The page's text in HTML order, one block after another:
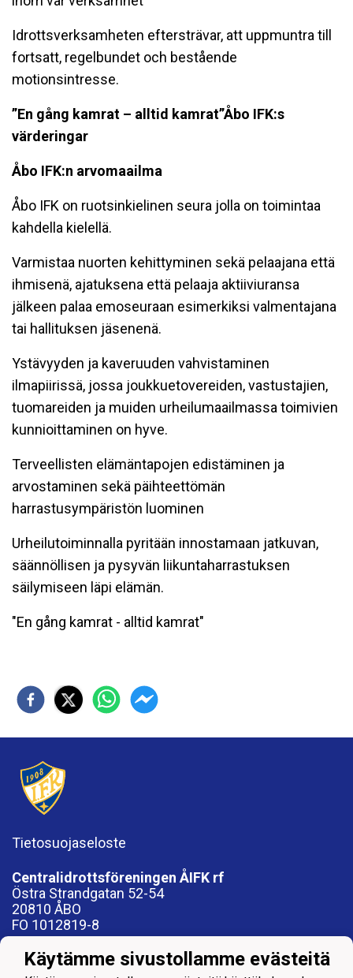
Idrottsverksamheten eftersträvar, att uppmuntra till
fortsatt, regelbundet och bestående
motionsintresse.
”En gång kamrat – alltid kamrat”Åbo IFK:s
värderingar
Åbo IFK:n arvomaailma
Åbo IFK on ruotsinkielinen seura jolla on toimintaa
kahdella kielellä.
Varmistaa nuorten kehittyminen sekä pelaajana että
ihmisenä, ajatuksena että pelaaja aktiiviuransa
jälkeen palaa emoseuraan esimerkiksi valmentajana
tai hallituksen jäsenenä.
Ystävyyden ja kaveruuden vahvistaminen
ilmapiirissä, jossa joukkuetovereiden, vastustajien,
tuomareiden ja muiden urheilumaailmassa toimivien
kunnioittaminen on hyve.
Terveellisten elämäntapojen edistäminen ja
arvostaminen sekä päihteettömän
harrastusympäristön luominen
Urheilutoiminnalla pyritään innostamaan jatkuvan,
säännöllisen ja pysyvän liikuntaharrastuksen
säilymiseen läpi elämän.
"En gång kamrat - alltid kamrat"
Tietosuojaseloste
Centralidrottsföreningen ÅIFK rf
Östra Strandgatan 52-54
20810 ÅBO
FO 1012819-8
Fotbollsföreningen ÅIFK rf, 1088017-9
Friidrottsföreningen ÅIFK rf, 1052345-4
Käytämme sivustollamme evästeitä